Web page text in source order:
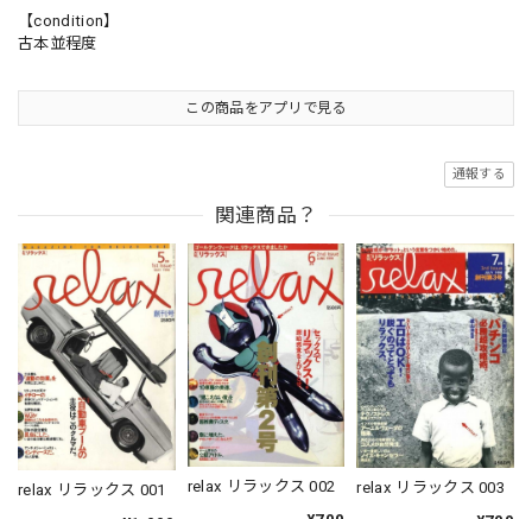
【condition】
古本並程度
この商品をアプリで見る
通報する
関連商品？
relax リラックス 001
relax リラックス 002
relax リラックス 003